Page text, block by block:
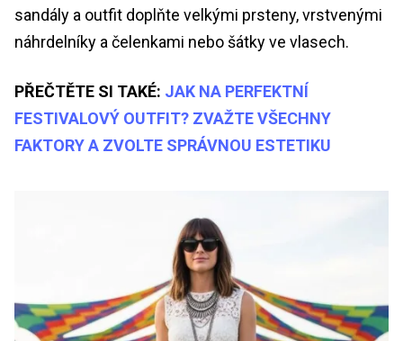
sandály a outfit doplňte velkými prsteny, vrstvenými
náhrdelníky a čelenkami nebo šátky ve vlasech.
PŘEČTĚTE SI TAKÉ: JAK NA PERFEKTNÍ
FESTIVALOVÝ OUTFIT? ZVAŽTE VŠECHNY
FAKTORY A ZVOLTE SPRÁVNOU ESTETIKU